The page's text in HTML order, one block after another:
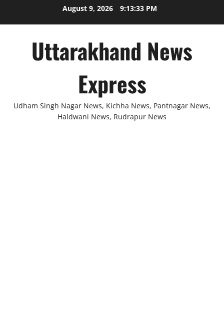
August 9, 2026 9:13:34 PM
Uttarakhand News
Express
Udham Singh Nagar News, Kichha News, Pantnagar News,
Haldwani News, Rudrapur News